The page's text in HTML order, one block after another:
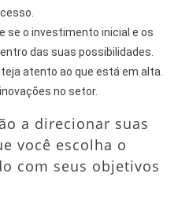
se o investimento inicial e os
das suas possibilidades.
atento ao que está em alta.
no setor.
a direcionar suas
você escolha o
com seus objetivos